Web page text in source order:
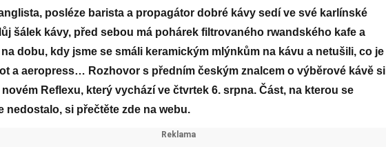
posléze barista a propagátor dobré kávy sedí ve své karlínské
šálek kávy, před sebou má pohárek filtrovaného rwandského kafe a
dobu, kdy jsme se smáli keramickým mlýnkům na kávu a netušili, co je
a aeropress… Rozhovor s předním českým znalcem o výběrové kávě si
Reflexu, který vychází ve čtvrtek 6. srpna. Část, na kterou se
nedostalo, si přečtěte zde na webu.